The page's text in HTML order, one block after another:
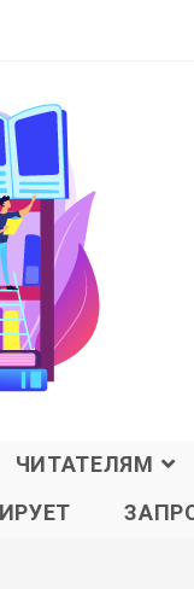
ЧИТАТЕЛЯМ